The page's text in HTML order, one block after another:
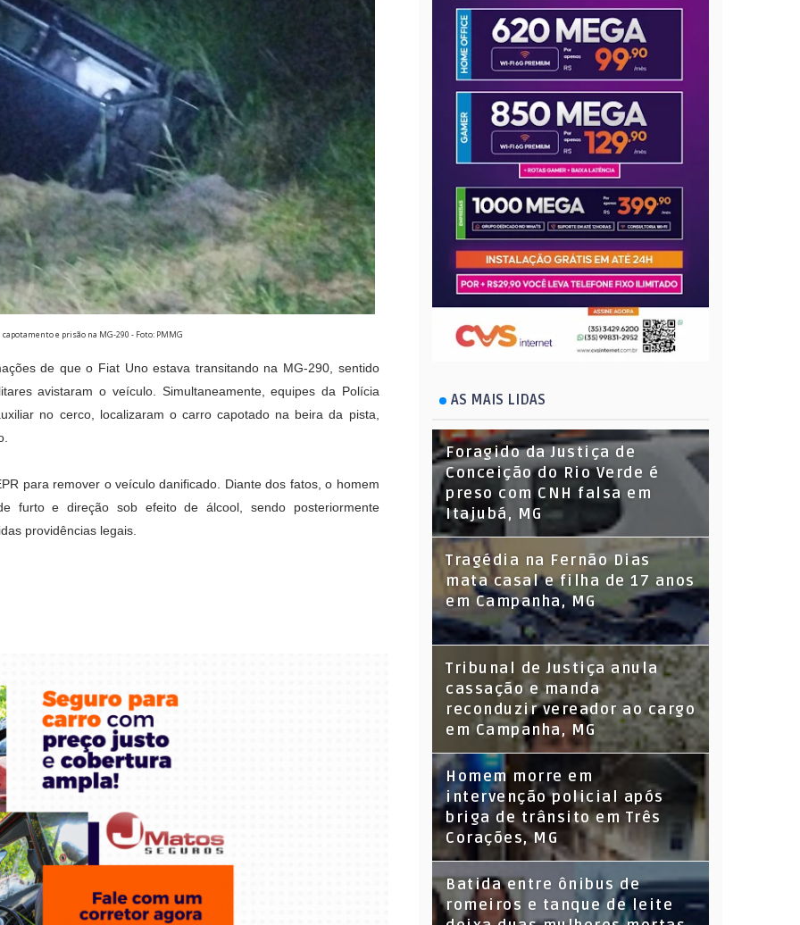
e prisão na MG-290 - Foto: PMMG
de que o Fiat Uno estava transitando na MG-290, sentido
avistaram o veículo. Simultaneamente, equipes da Polícia
no cerco, localizaram o carro capotado na beira da pista,
para remover o veículo danificado. Diante dos fatos, o homem
furto e direção sob efeito de álcool, sendo posteriormente
providências legais.
AS MAIS LIDAS
Foragido da Justiça de
Conceição do Rio Verde é
preso com CNH falsa em
Itajubá, MG
Tragédia na Fernão Dias
mata casal e filha de 17 anos
em Campanha, MG
Tribunal de Justiça anula
cassação e manda
reconduzir vereador ao cargo
em Campanha, MG
Homem morre em
intervenção policial após
briga de trânsito em Três
Corações, MG
Batida entre ônibus de
romeiros e tanque de leite